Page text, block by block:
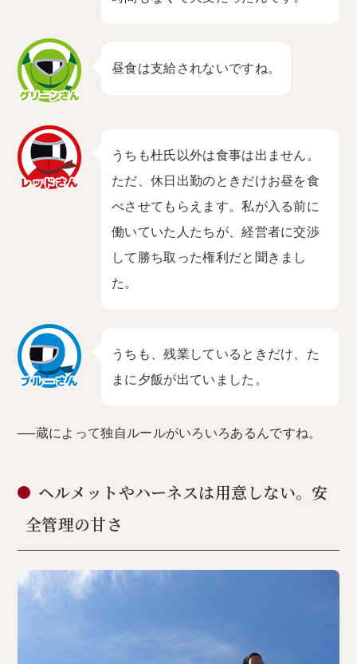
昼食は支給されないですね。
うちも杜氏以外は食事は出ません。
ただ、休日出勤のときだけお昼を食
べさせてもらえます。私が入る前に
働いていた人たちが、経営者に交渉
して勝ち取った権利だと聞きまし
た。
うちも、残業しているときだけ、た
まに夕飯が出ていました。
──蔵によって独自ルールがいろいろあるんですね。
ヘルメットやハーネスは用意しない。安
全管理の甘さ